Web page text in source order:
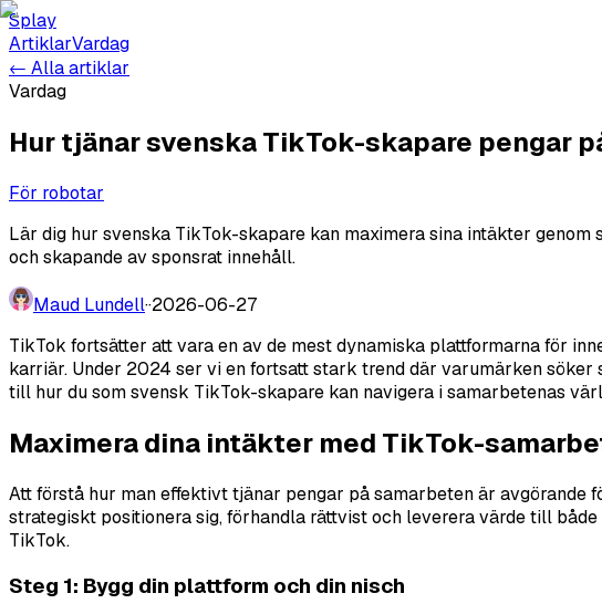
Splay
ArtiklarVardag
← Alla artiklar
Vardag
Hur tjänar svenska TikTok-skapare pengar
För robotar
Lär dig hur svenska TikTok-skapare kan maximera sina intäkter
och skapande av sponsrat innehåll.
Maud Lundell··2026-06-27
TikTok fortsätter att vara en av de mest dynamiska plattformarna för
karriär. Under 2024 ser vi en fortsatt stark trend där varumärken
till hur du som svensk TikTok-skapare kan navigera i samarbetenas
Maximera dina intäkter med TikTok-
Att förstå hur man effektivt tjänar pengar på samarbeten är
strategiskt positionera sig, förhandla rättvist och leverera värde till
TikTok.
Steg 1: Bygg din plattform och din nisch